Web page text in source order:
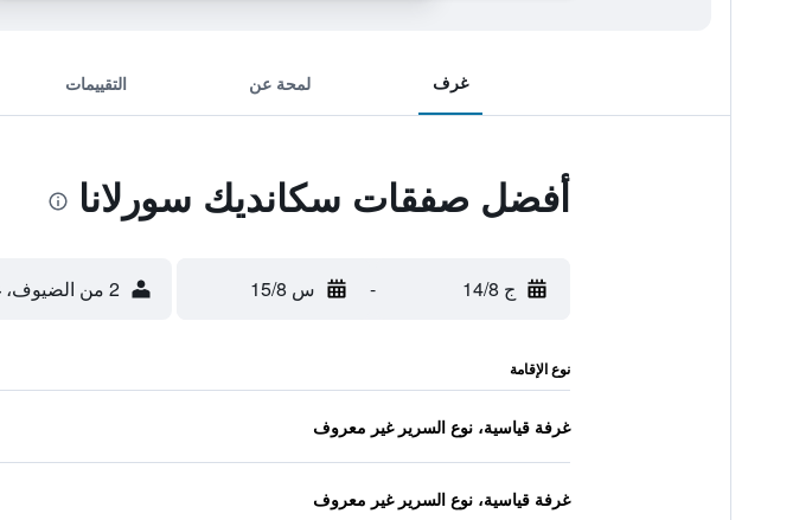
غرف لمحة عن التقييمات
أفضل صفقات سكانديك سورلانا
ج 14/8 - س 15/8 2 من الضيوف، غرفة واحدة
نوع الإقامة
غرفة قياسية، نوع السرير غير معروف
غرفة قياسية، نوع السرير غير معروف